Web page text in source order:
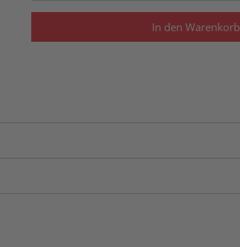
In den Warenkorb